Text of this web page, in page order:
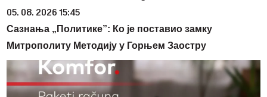
05. 08. 2026 15:45
Сазнања „Политике”: Ко је поставио замку
Митрополиту Методију у Горњем Заостру